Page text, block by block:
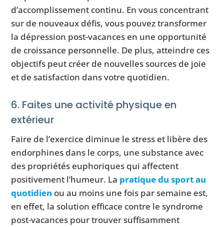
d’accomplissement continu. En vous concentrant
sur de nouveaux défis, vous pouvez transformer
la dépression post-vacances en une opportunité
de croissance personnelle. De plus, atteindre ces
objectifs peut créer de nouvelles sources de joie
et de satisfaction dans votre quotidien.
6. Faites une activité physique en
extérieur
Faire de l’exercice diminue le stress et libère des
endorphines dans le corps, une substance avec
des propriétés euphoriques qui affectent
positivement l’humeur. La pratique du sport au
quotidien ou au moins une fois par semaine est,
en effet, la solution efficace contre le syndrome
post-vacances pour trouver suffisamment